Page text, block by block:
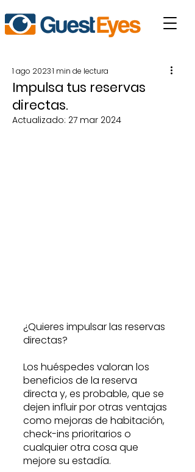
Impulsa tus reservas
directas.
1 ago 20231 min de lectura
Actualizado: 27 mar 2024
¿Quieres impulsar las reservas
directas?
Los huéspedes valoran los
beneficios de la reserva
directa y, es probable, que se
dejen influir por otras ventajas
como mejoras de habitación,
check-ins prioritarios o
cualquier otra cosa que
mejore su estadía.